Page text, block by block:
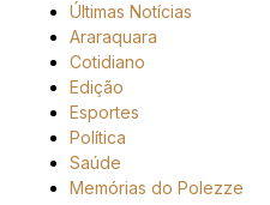
Últimas Notícias
Araraquara
Cotidiano
Edição
Esportes
Política
Saúde
Memórias do Polezze